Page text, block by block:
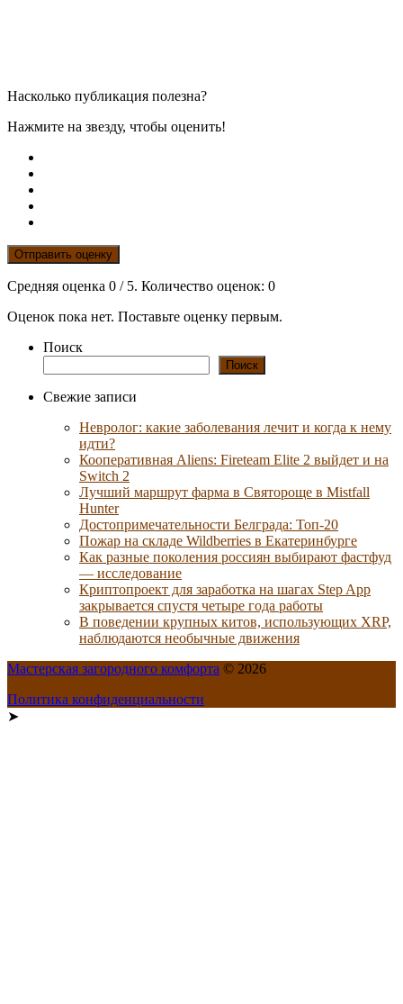
Насколько публикация полезна?
Нажмите на звезду, чтобы оценить!
Отправить оценку
Средняя оценка 0 / 5. Количество оценок: 0
Оценок пока нет. Поставьте оценку первым.
Поиск
Поиск
Свежие записи
Невролог: какие заболевания лечит и когда к нему
идти?
Кооперативная Aliens: Fireteam Elite 2 выйдет и на
Switch 2
Лучший маршрут фарма в Святороще в Mistfall
Hunter
Достопримечательности Белграда: Топ-20
Пожар на складе Wildberries в Екатеринбурге
Как разные поколения россиян выбирают фастфуд
— исследование
Криптопроект для заработка на шагах Step App
закрывается спустя четыре года работы
В поведении крупных китов, использующих XRP,
наблюдаются необычные движения
Мастерская загородного комфорта © 2026
Политика конфиденциальности
➤